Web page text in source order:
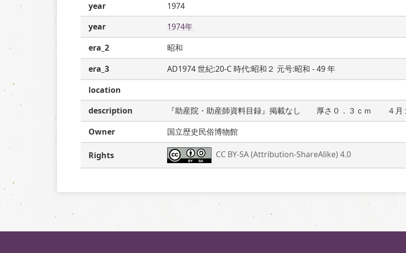
year
1974
year
1974年
era_2
昭和
era_3
AD1974 世紀:20-C 時代:昭和２ 元号:昭和 - 49 年
location
description
『助産院・助産師資料目録』掲載なし　　厚さ０．３ｃｍ　　４
Owner
国立歴史民俗博物館
Rights CC BY-SA (Attribution-ShareAlike) 4.0